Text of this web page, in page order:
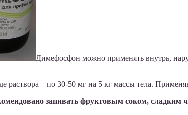
Димефосфон можно применять внутрь,
раствора – по 30-50 мг на 5 кг массы тела.
запивать фруктовым соком, сладким